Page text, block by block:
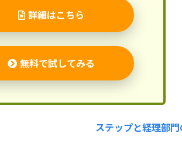
詳細はこちら
無料で試してみる